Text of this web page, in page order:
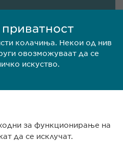
ЗДРАВЈЕ
колачиња. Некои од нив
овозможуваат да се
искуство.
за функционирање на
да се исклучат.